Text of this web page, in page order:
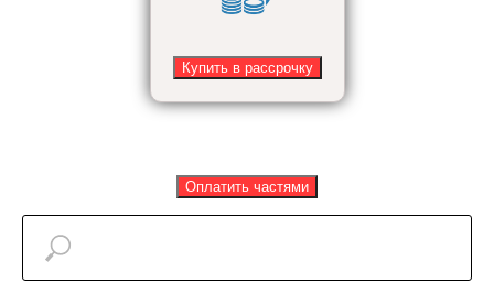
Купить в рассрочку
Оплатить частями